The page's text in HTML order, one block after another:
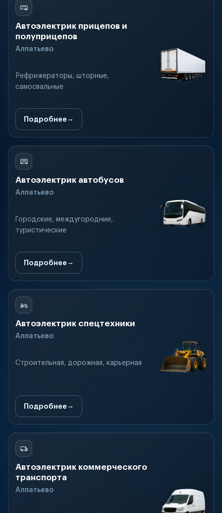
Автоэлектрик прицепов и
полуприцепов
Алпатьево
Рефрижераторы, шторные,
самосвальные
Подробнее
Автоэлектрик автобусов
Алпатьево
Городские, междугородние,
туристические
Подробнее
Автоэлектрик спецтехники
Алпатьево
Строительная, дорожная, карьерная
Подробнее
Автоэлектрик коммерческого
транспорта
Алпатьево